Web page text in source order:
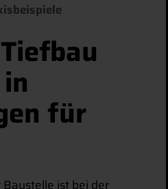
für
ist bei der